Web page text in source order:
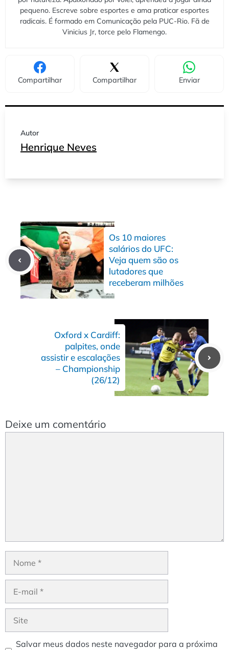
pequeno. Escreve sobre esportes e ama praticar esportes
radicais. É formado em Comunicação pela PUC-Rio. Fã de
Vinicius Jr, torce pelo Flamengo.
Compartilhar Compartilhar Enviar
Autor
Henrique Neves
Os 10 maiores
salários do UFC:
Veja quem são os
lutadores que
receberam milhões
Oxford x Cardiff:
palpites, onde
assistir e escalações
– Championship
(26/12)
Deixe um comentário
Nome
Site
Salvar meus dados neste navegador para a próxima